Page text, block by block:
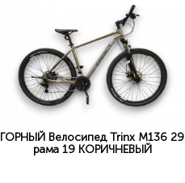
ГОРНЫЙ Велосипед Trinx M136 29
рама 19 КОРИЧНЕВЫЙ